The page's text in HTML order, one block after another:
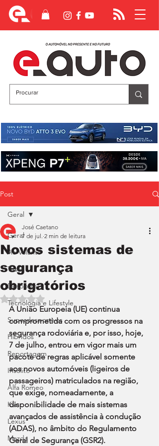
Post
Geral
Ao Volante
Teste
Desporto
Tecnologia e Lifestyle
Superdesportivos
Híbridos
Reportagem
Insólito
Alfa Romeo
Kia
Lexus
Mazda
Geral
Novos sistemas de
segurança
obrigatórios
José Caetano
7 de jul. 2 min de leitura
Avaliado com NaN de 5 estrelas.
A União Europeia (UE) continua
comprometida com os progressos na
segurança rodoviária e, por isso, hoje,
7 de julho, entrou em vigor mais um
pacote de regras aplicável somente
aos novos automóveis (ligeiros de
passageiros) matriculados na região,
que exige, nomeadamente, a
disponibilidade de mais sistemas
avançados de assistência à condução
(ADAS), no âmbito do Regulamento
Geral de Segurança (GSR2).